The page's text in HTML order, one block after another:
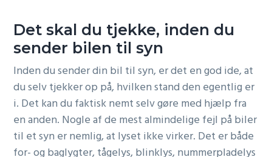
Det skal du tjekke, inden du
sender bilen til syn
Inden du sender din bil til syn, er det en god ide, at
du selv tjekker op på, hvilken stand den egentlig er
i. Det kan du faktisk nemt selv gøre med hjælp fra
en anden. Nogle af de mest almindelige fejl på biler
til et syn er nemlig, at lyset ikke virker. Det er både
for- og baglygter, tågelys, blinklys, nummerpladelys